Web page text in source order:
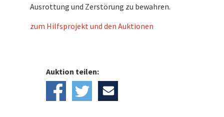
Ausrottung und Zerstörung zu bewahren.
zum Hilfsprojekt und den Auktionen
Auktion teilen: